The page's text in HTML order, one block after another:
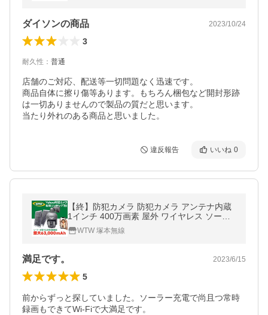
ダイソンの商品 2023/10/24
3
耐久性 ： 普通
店舗のご対応、配送等一切問題なく迅速です。
商品自体に擦り傷等あります。もちろん梱包など開封形跡
は一切ありませんので製品の質だと思います。
当たり外れのある商品と思いました。
違反報告 いいね 0
【終】防犯カメラ 防犯カメラ アンテナ内蔵
1インチ 400万画素 屋外 ワイヤレス ソーラ
ー充電 みてるちゃんWSP 最大18000mAh
WTW 塚本無線
満足です。 2023/6/15
5
前からずっと探していました。ソーラー充電で尚且つ常時
録画もできてWi-Fiで大満足です。